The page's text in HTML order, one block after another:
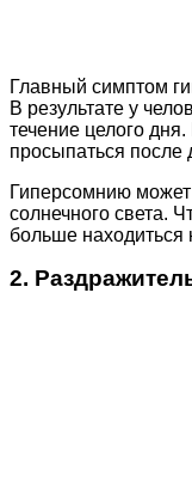
Главный симптом
В результате у
течение целого
просыпаться после
Гиперсомнию может
солнечного света.
больше находиться
2.